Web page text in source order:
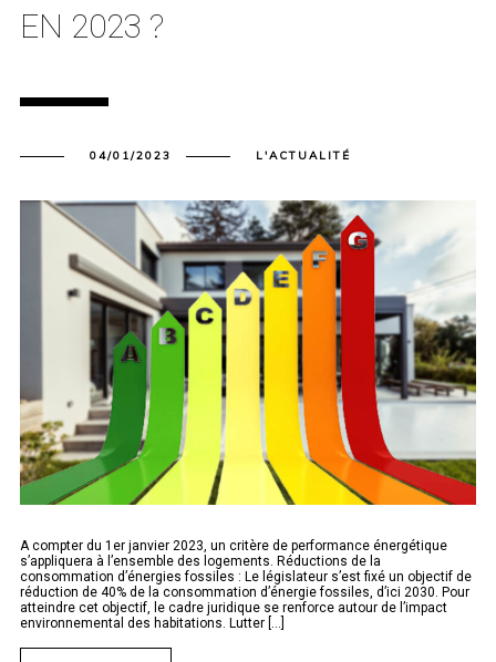
EN 2023 ?
04/01/2023 L'ACTUALITÉ
A compter du 1er janvier 2023, un critère de performance énergétique
s’appliquera à l’ensemble des logements. Réductions de la
consommation d’énergies fossiles : Le législateur s’est fixé un objectif de
réduction de 40% de la consommation d’énergie fossiles, d’ici 2030. Pour
atteindre cet objectif, le cadre juridique se renforce autour de l’impact
environnemental des habitations. Lutter [...]